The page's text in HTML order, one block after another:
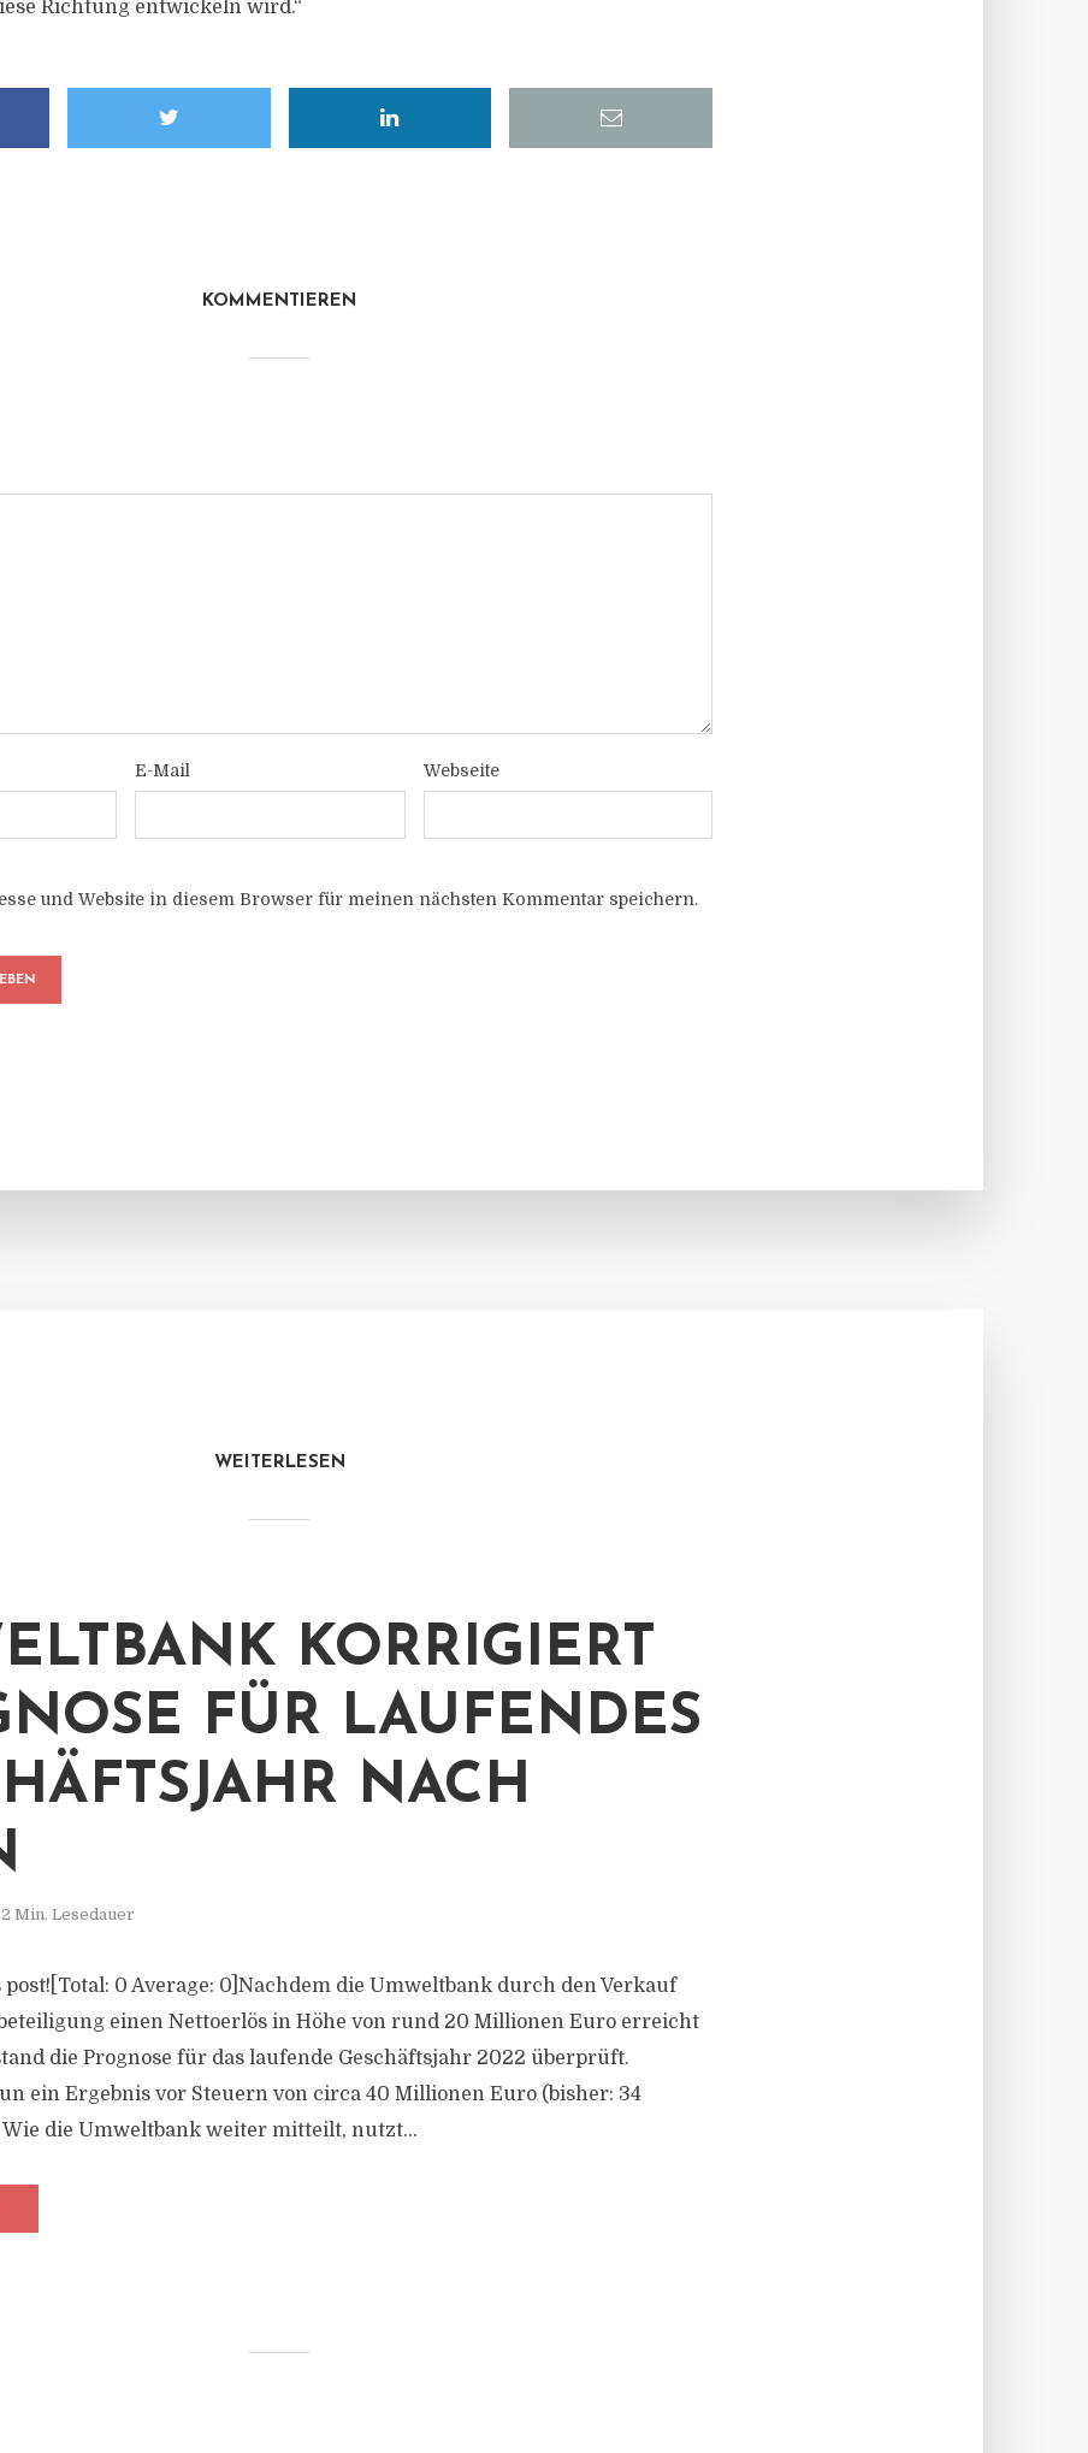
Richtung entwickeln wird.“
KOMMENTIEREN
E-Mail Webseite
und Website in diesem Browser für meinen nächsten Kommentar speichern.
WEITERLESEN
KORRIGIERT
FÜR LAUFENDES
NACH
2 Min. Lesedauer
0 Average: 0]Nachdem die Umweltbank durch den Verkauf
einen Nettoerlös in Höhe von rund 20 Millionen Euro erreicht
die Prognose für das laufende Geschäftsjahr 2022 überprüft.
ein Ergebnis vor Steuern von circa 40 Millionen Euro (bisher: 34
die Umweltbank weiter mitteilt, nutzt...